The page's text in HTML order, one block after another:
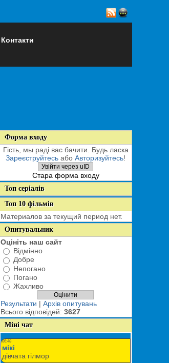
Контакти
Форма входу
Гість, мы раді вас бачити. Будь ласка
Зареєструйтесь або Авторизуйтесь!
Увійти через uID
Стара форма входу
Топ серіалів
Топ 10 фільмів
Материалов за текущий период нет.
Опитувальник
Оцініть наш сайт
Відмінно
Добре
Непогано
Погано
Жахливо
Результати | Архів опитувань
Всього відповідей: 3627
Міні чат